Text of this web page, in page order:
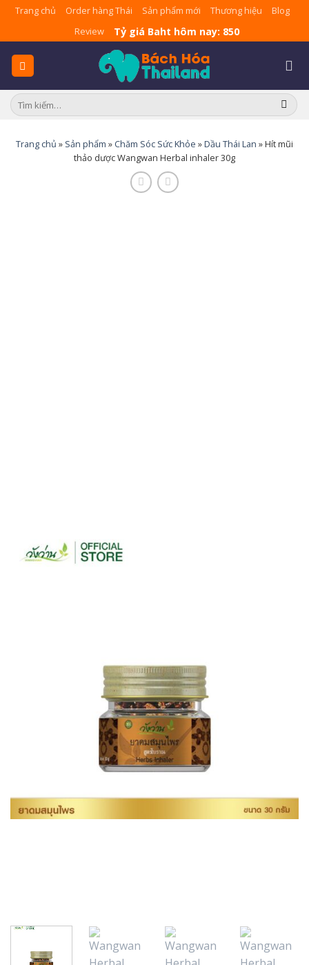
Skip
content
Trang chủ Order hàng Thái Sản phẩm mới Thương hiệu
Blog
Review
Tỷ giá Baht hôm nay: 850
Tìm
kiếm:
Trang chủ » Sản phẩm » Chăm Sóc Sức Khỏe »Dầu Thái Lan »Hít mũi
thảo dược Wangwan Herbal inhaler 30g